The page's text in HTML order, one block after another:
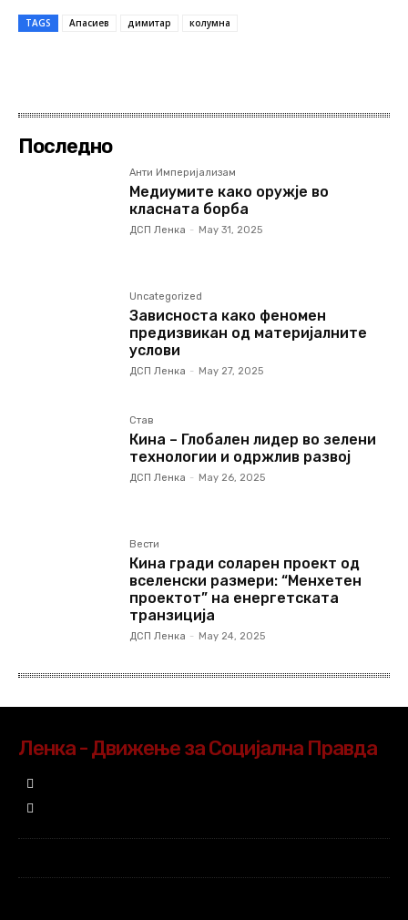
TAGS Апасиев димитар колумна
Последно
Анти Империјализам
Медиумите како оружје во
класната борба
ДСП Ленка - May 31, 2025
Uncategorized
Зависноста како феномен
предизвикан од материјалните
услови
ДСП Ленка - May 27, 2025
Став
Кина – Глобален лидер во зелени
технологии и одржлив развој
ДСП Ленка - May 26, 2025
Вести
Кина гради соларен проект од
вселенски размери: “Менхетен
проектот” на енергетската
транзиција
ДСП Ленка - May 24, 2025
Ленка - Движење за Социјална Правда